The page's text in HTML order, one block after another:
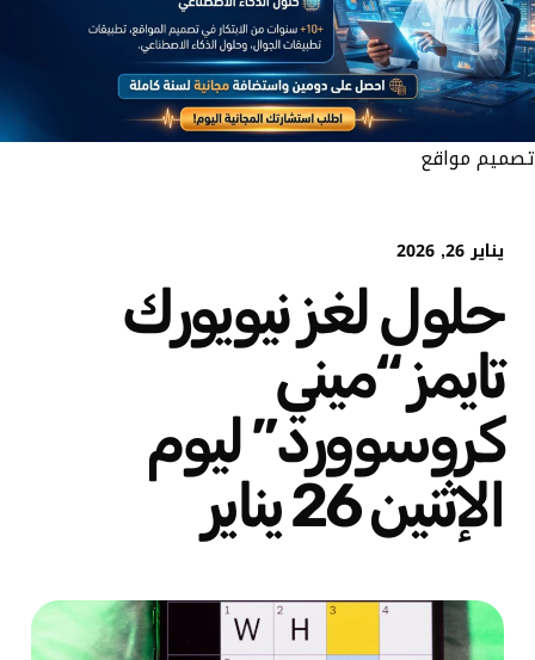
تصميم مواقع
يناير 26, 2026
حلول لغز نيويورك
تايمز “ميني
كروسوورد” ليوم
الإثنين 26 يناير